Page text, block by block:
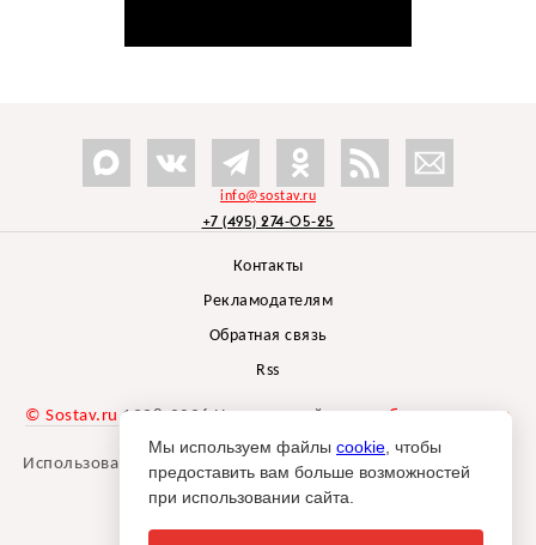
info@sostav.ru
+7 (495) 274-05-25
Контакты
Рекламодателям
Обратная связь
Rss
© Sostav.ru 1998-2026 Независимый проектбрендингового
агентства Depot
Использование материалов Sostav.ru допустимо только при
указании источника.
Мы используем файлы cookie , чтобы
предоставить вам больше возможностей
при использовании сайта.